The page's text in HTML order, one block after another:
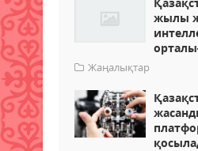
жылы
Жаңалықтар